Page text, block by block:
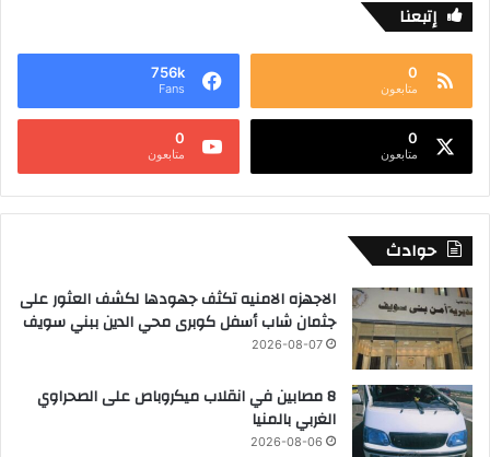
إتبعنا
0
متابعون
756k
Fans
0
متابعون
0
متابعون
حوادث
الاجهزه الامنيه تكثف جهودها لكشف العثور على
جثمان شاب أسفل كوبرى محي الدين ببني سويف
2026-08-07
8 مصابين في انقلاب ميكروباص على الصحراوي
الغربي بالمنيا
2026-08-06